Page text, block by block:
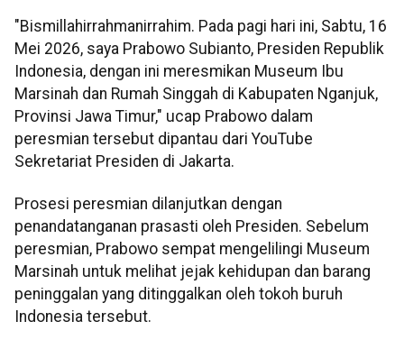
"Bismillahirrahmanirrahim. Pada pagi hari ini, Sabtu, 16
Mei 2026, saya Prabowo Subianto, Presiden Republik
Indonesia, dengan ini meresmikan Museum Ibu
Marsinah dan Rumah Singgah di Kabupaten Nganjuk,
Provinsi Jawa Timur," ucap Prabowo dalam
peresmian tersebut dipantau dari YouTube
Sekretariat Presiden di Jakarta.
Prosesi peresmian dilanjutkan dengan
penandatanganan prasasti oleh Presiden. Sebelum
peresmian, Prabowo sempat mengelilingi Museum
Marsinah untuk melihat jejak kehidupan dan barang
peninggalan yang ditinggalkan oleh tokoh buruh
Indonesia tersebut.